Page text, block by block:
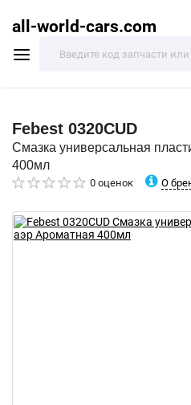
all-world-cars.com
Febest 0320CUD
Смазка универсальная
400мл
0 оценок О